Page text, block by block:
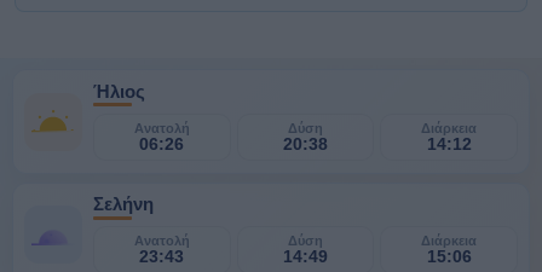
Ήλιος
Ανατολή
06:26
Δύση
20:38
Διάρκεια
14:12
Σελήνη
Ανατολή
23:43
Δύση
14:49
Διάρκεια
15:06